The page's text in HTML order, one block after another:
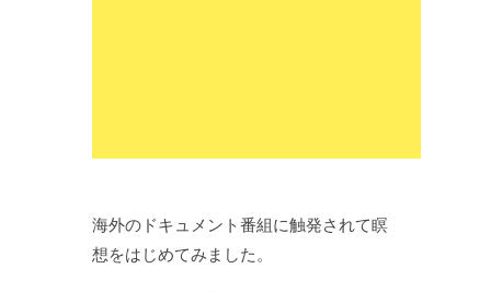
海外のドキュメント番組に触発されて瞑
想をはじめてみました。